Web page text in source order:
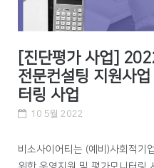
[진단평가 사업]
전문컨설팅 지원사
터링 사업
10 5월 2022
비소사이어티는 (예비)사회적기